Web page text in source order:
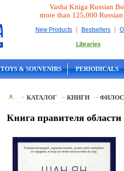
Vasha Kniga Russian
more than 125,000
New Products | Bestsellers |
Libraries
TOYS & SOUVENIRS PERIODICALS
КАТАЛОГ КНИГИ
Книга правителя